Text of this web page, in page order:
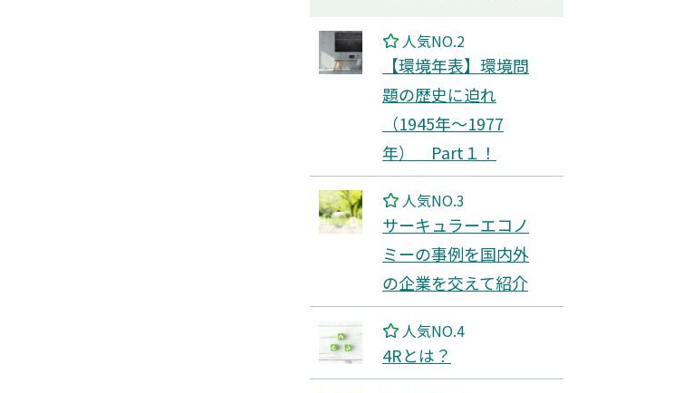
人気NO.2
【環境年表】環境問
題の歴史に迫れ
（1945年～1977
年） Part１！
人気NO.3
サーキュラーエコノ
ミーの事例を国内外
の企業を交えて紹介
人気NO.4
4Rとは？